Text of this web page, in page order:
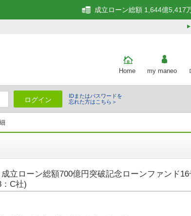
成立ローン総額 1,644億5,417
Home my maneo
ログイン
IDまたはパスワードを
忘れた方はこちら＞
成立ローン総額700億円突破記念ローンファンド
C社)